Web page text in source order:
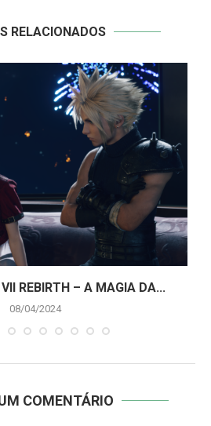
RELACIONADOS
REBIRTH – A MAGIA DA...
08/04/2024
COMENTÁRIO